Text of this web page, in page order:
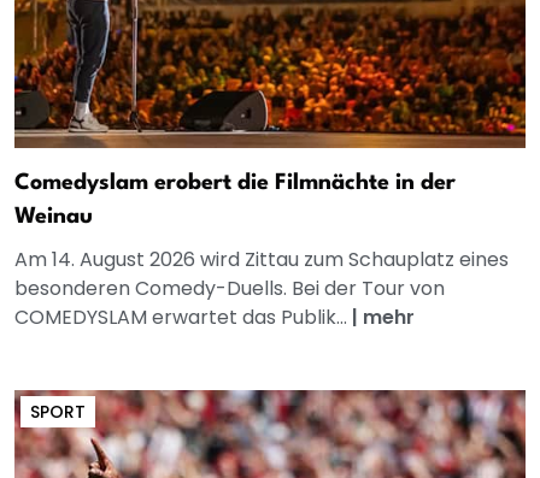
Comedyslam erobert die Filmnächte in der
Weinau
Am 14. August 2026 wird Zittau zum Schauplatz eines
besonderen Comedy-Duells. Bei der Tour von
COMEDYSLAM erwartet das Publik... | mehr
SPORT